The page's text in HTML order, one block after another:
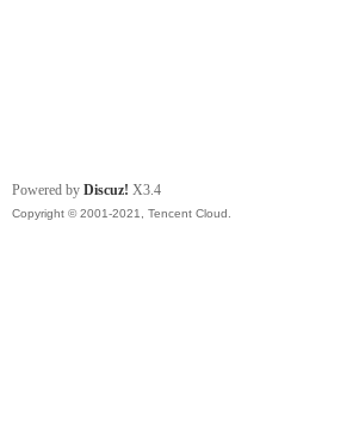
Powered by Discuz! X3.4
Copyright © 2001-2021, Tencent Cloud.